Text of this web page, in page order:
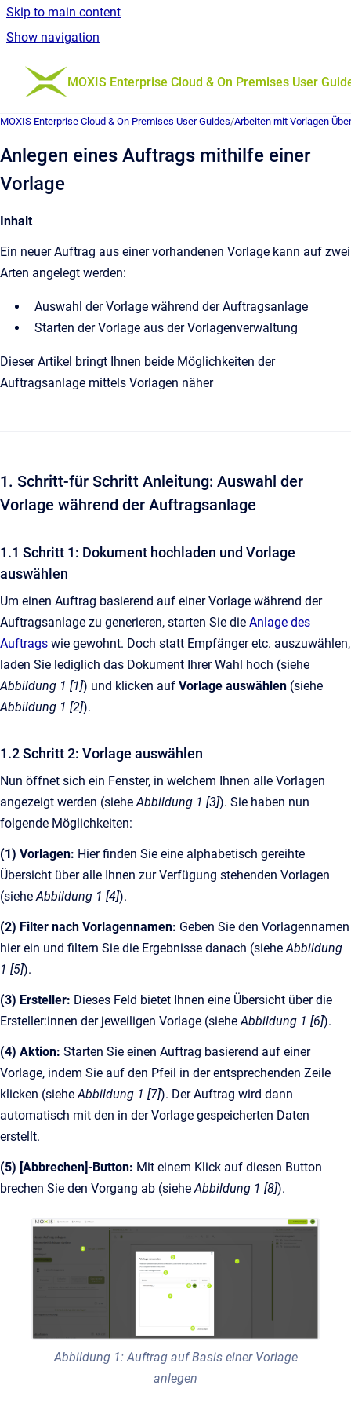
Skip to main content
Show navigation
Go to homepage
MOXIS Enterprise Cloud & On Premises User
MOXIS Enterprise Cloud & On Premises User Guides/Arbeiten mit Vorlagen
Anlegen eines Auftrags mithilfe einer
Vorlage
Inhalt
Ein neuer Auftrag aus einer vorhandenen Vorlage kann auf zwei
Arten angelegt werden:
Auswahl der Vorlage während der Auftragsanlage
Starten der Vorlage aus der Vorlagenverwaltung
Dieser Artikel bringt Ihnen beide Möglichkeiten der
Auftragsanlage mittels Vorlagen näher
1. Schritt-für Schritt Anleitung: Auswahl der
Vorlage während der Auftragsanlage
1.1 Schritt 1: Dokument hochladen und Vorlage
auswählen
Um einen Auftrag basierend auf einer Vorlage während der
Auftragsanlage zu generieren, starten Sie die Anlage des
Auftrags wie gewohnt. Doch statt Empfänger etc. auszuwählen,
laden Sie lediglich das Dokument Ihrer Wahl hoch (siehe
Abbildung 1 [1]) und klicken auf Vorlage auswählen (siehe
Abbildung 1 [2]).
1.2 Schritt 2: Vorlage auswählen
Nun öffnet sich ein Fenster, in welchem Ihnen alle Vorlagen
angezeigt werden (sieheAbbildung 1 [3]). Sie haben nun
folgende Möglichkeiten:
(1) Vorlagen: Hier finden Sie eine alphabetisch gereihte
Übersicht über alle Ihnen zur Verfügung stehenden Vorlagen
(sieheAbbildung 1 [4]).
(2) Filter nach Vorlagennamen: Geben Sie den Vorlagennamen
hier ein und filtern Sie die Ergebnisse danach (sieheAbbildung
1 [5]).
(3) Ersteller: Dieses Feld bietet Ihnen eine Übersicht über die
Ersteller:innen der jeweiligen Vorlage (sieheAbbildung 1 [6]).
(4) Aktion: Starten Sie einen Auftrag basierend auf einer
Vorlage, indem Sie auf den Pfeil in der entsprechenden Zeile
klicken (sieheAbbildung 1 [7]). Der Auftrag wird dann
automatisch mit den in der Vorlage gespeicherten Daten
erstellt.
(5) [Abbrechen]-Button: Mit einem Klick auf diesen Button
brechen Sie den Vorgang ab (sieheAbbildung 1 [8]).
Abbildung 1: Auftrag auf Basis einer Vorlage
anlegen